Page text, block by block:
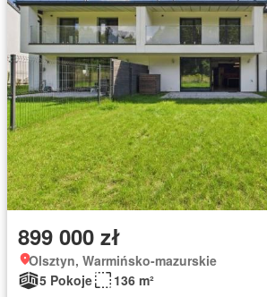
899 000 zł
Olsztyn, Warmińsko-mazurskie
5 Pokoje
136 m²